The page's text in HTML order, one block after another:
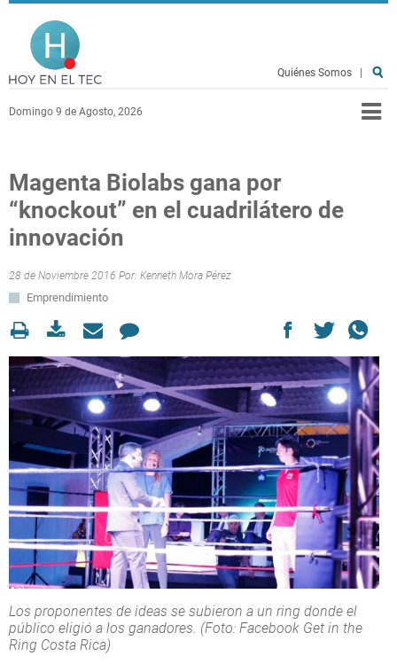
Pasar al contenido principal
Domingo 9 de Agosto, 2026
Quiénes Somos
Magenta Biolabs gana por
“knockout” en el cuadrilátero de
innovación
28 de Noviembre 2016 Por: Kenneth Mora Pérez
Emprendimiento
Los proponentes de ideas se subieron a un ring donde el
público eligió a los ganadores. (Foto: Facebook Get in the
Ring Costa Rica)